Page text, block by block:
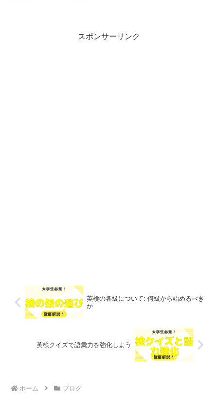
スポンサーリンク
英検の各級について: 何級から始めるべき
か
英検クイズで語彙力を強化しよう
ホーム ブログ